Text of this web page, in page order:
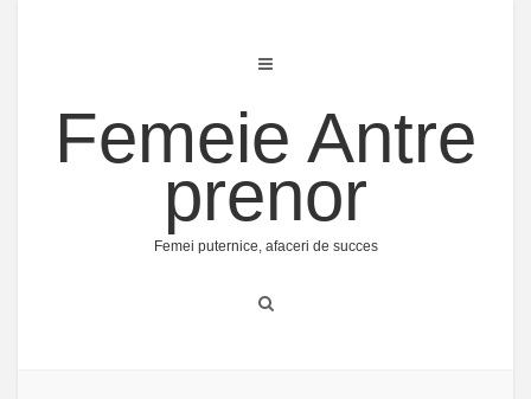
Femeie Antre
prenor
Femei puternice, afaceri de succes